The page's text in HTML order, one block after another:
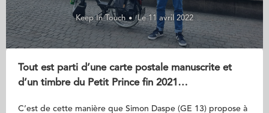
Keep In Touch Le 11 avril 2022
Tout est parti d’une carte postale manuscrite et
d’un timbre du Petit Prince fin 2021…
C’est de cette manière que Simon Daspe (GE 13) propose à